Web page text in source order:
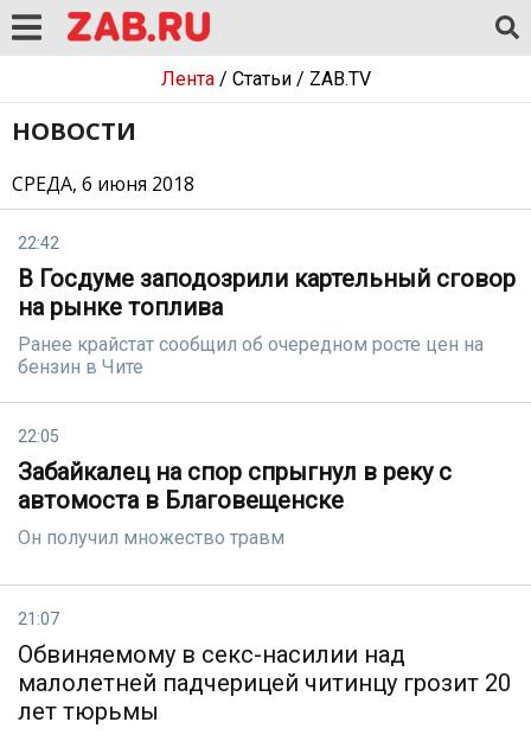
Лента/ Статьи/ ZAB.TV
НОВОСТИ
СРЕДА, 6 июня 2018
22:42
В Госдуме заподозрили картельный сговор
на рынке топлива
Ранее крайстат сообщил об очередном росте цен на
бензин в Чите
22:05
Забайкалец на спор спрыгнул в реку с
автомоста в Благовещенске
Он получил множество травм
21:07
Обвиняемому в секс-насилии над
малолетней падчерицей читинцу грозит 20
лет тюрьмы